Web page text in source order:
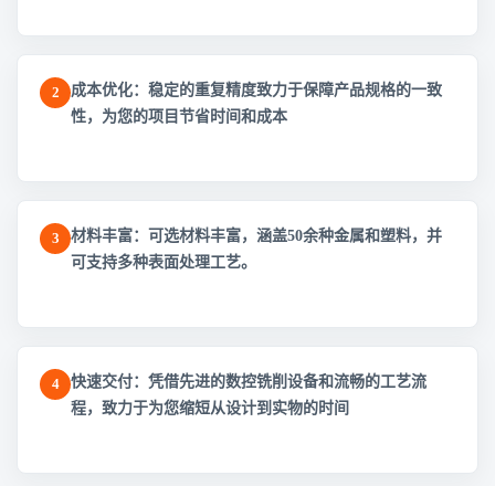
2
成本优化：稳定的重复精度致力于保障产品规格的一致
性，为您的项目节省时间和成本
3
材料丰富：可选材料丰富，涵盖50余种金属和塑料，并
可支持多种表面处理工艺。
4
快速交付：凭借先进的数控铣削设备和流畅的工艺流
程，致力于为您缩短从设计到实物的时间